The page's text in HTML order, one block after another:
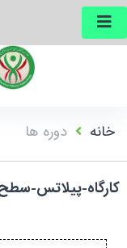
خانه دوره ها